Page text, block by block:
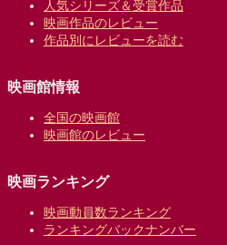
人気シリーズ＆受賞作品
映画作品のレビュー
作品別にレビューを読む
映画館情報
全国の映画館
映画館のレビュー
映画ランキング
映画動員数ランキング
ランキングバックナンバー